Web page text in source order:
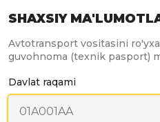
SHAXSIY
Avtotransport vositasini
guvohnoma (texnik pasport)
Davlat raqami